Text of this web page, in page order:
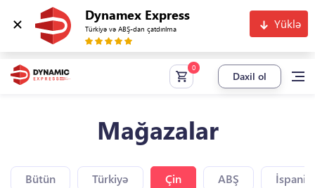
Dynamex Express
Türkiyə və ABŞ-dan çatdırılma Yüklə
Daxil ol
Mağazalar
Bütün Türkiyə Çin ABŞ